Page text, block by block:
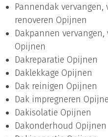
Pannendak
renoveren Opijnen
Dakpannen
Opijnen
Dakreparatie Opijnen
Daklekkage Opijnen
Dak reinigen Opijnen
Dak impregneren
Dakisolatie Opijnen
Dakonderhoud Opijnen